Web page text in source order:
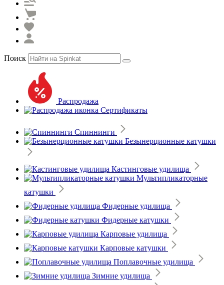
Поиск
Распродажа
Сертификаты
Спиннинги
Безынерционные катушки
Кастинговые удилища
Мультипликаторные
катушки
Фидерные удилища
Фидерные катушки
Карповые удилища
Карповые катушки
Поплавочные удилища
Зимние удилища